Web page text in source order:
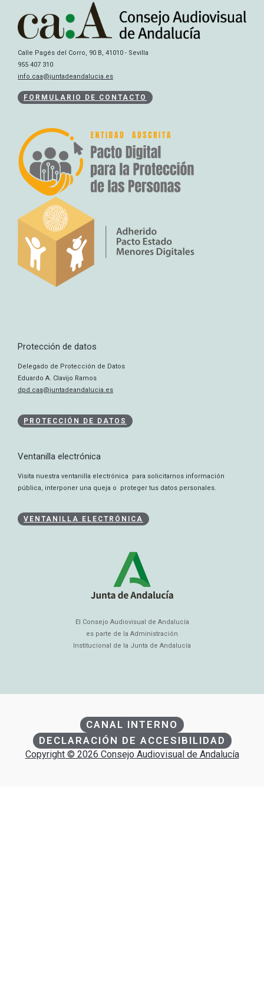
Calle Pagés del Corro, 90 B, 41010 - Sevilla
955 407 310
info.caa@juntadeandalucia.es
FORMULARIO DE CONTACTO
Protección de datos
Delegado de Protección de Datos
Eduardo A. Clavijo Ramos
dpd.caa@juntadeandalucia.es
PROTECCIÓN DE DATOS
Ventanilla electrónica
Visita nuestra ventanilla electrónica para solicitarnos información
pública, interponer una queja o proteger tus datos personales.
VENTANILLA ELECTRÓNICA
El Consejo Audiovisual de Andalucía
es parte de la Administración
Institucional de la Junta de Andalucía
CANAL INTERNO
DECLARACIÓN DE ACCESIBILIDAD
Copyright © 2026 Consejo Audiovisual de Andalucía